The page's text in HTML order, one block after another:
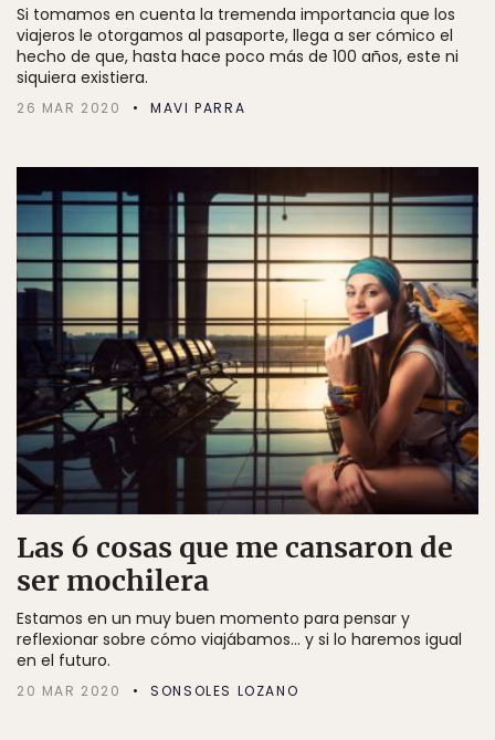
Si tomamos en cuenta la tremenda importancia que los
viajeros le otorgamos al pasaporte, llega a ser cómico el
hecho de que, hasta hace poco más de 100 años, este ni
siquiera existiera.
26 MAR 2020 MAVI PARRA
Las 6 cosas que me cansaron de
ser mochilera
Estamos en un muy buen momento para pensar y
reflexionar sobre cómo viajábamos... y si lo haremos igual
en el futuro.
20 MAR 2020 SONSOLES LOZANO